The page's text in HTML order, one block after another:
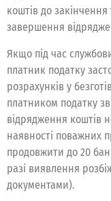
коштів до закінчення
завершення
Якщо під час
платник податку
розрахунків у
платником податку
відрядження коштів
наявності поважних
продовжити до 20
разі виявлення
документами).